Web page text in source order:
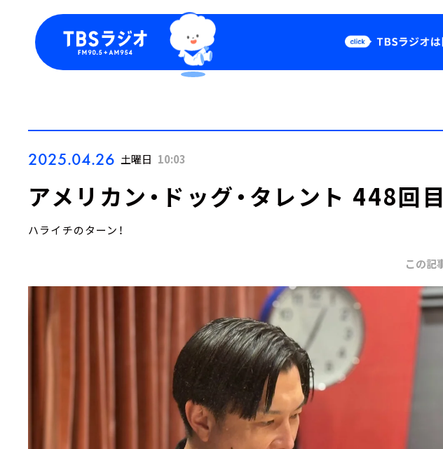
Podcast
2025.04.26 土曜日 10:03
アメリカン・ドッグ・タレント 448回
ハライチのターン！
この記